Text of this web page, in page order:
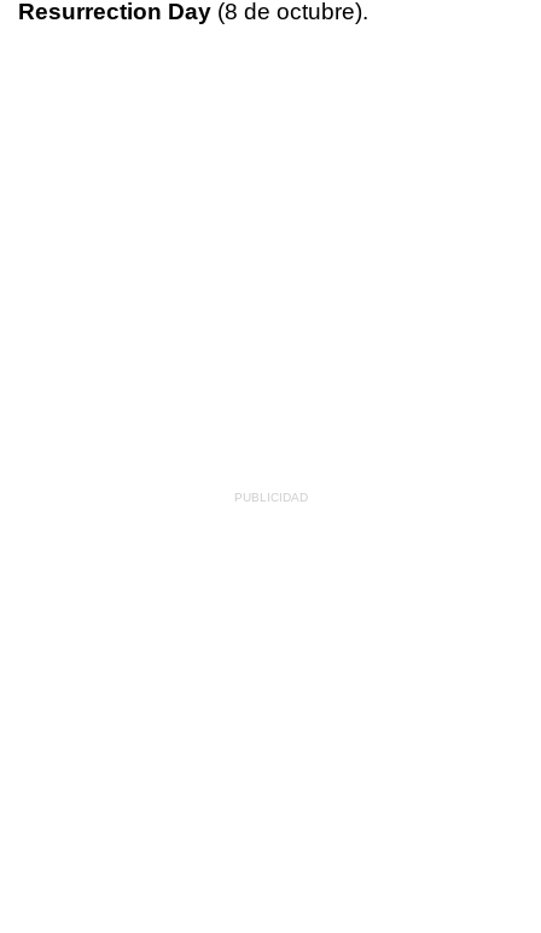
Resurrection Day (8 de octubre).